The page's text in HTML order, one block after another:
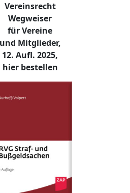
Vereinsrecht
Wegweiser
für Vereine
und Mitglieder,
12. Aufl. 2025,
hier bestellen